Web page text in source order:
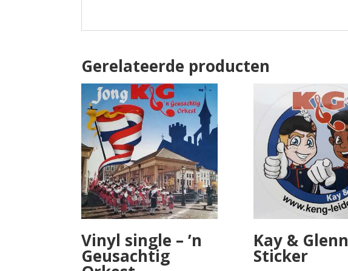
Gerelateerde producten
Vinyl single – ’n
Geusachtig
Kay & Glenn
Sticker